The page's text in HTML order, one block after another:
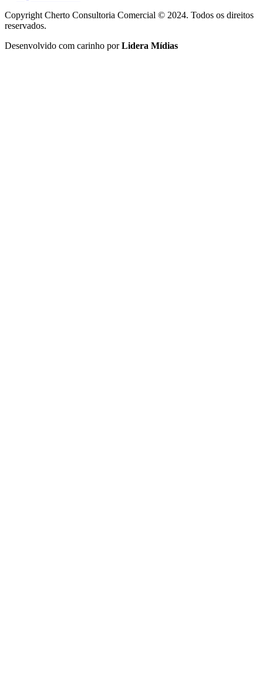
Copyright Cherto Consultoria Comercial © 2024. Todos os direitos
reservados.
Desenvolvido com carinho porLidera Mídias